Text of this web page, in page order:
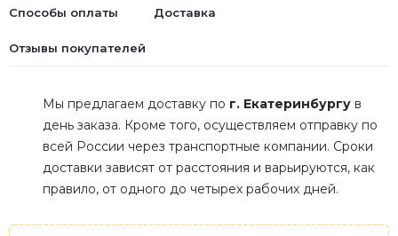
Способы оплаты Доставка
Отзывы покупателей
Мы предлагаем доставку по г. Екатеринбургу в
день заказа. Кроме того, осуществляем отправку по
всей России через транспортные компании. Сроки
доставки зависят от расстояния и варьируются, как
правило, от одного до четырех рабочих дней.